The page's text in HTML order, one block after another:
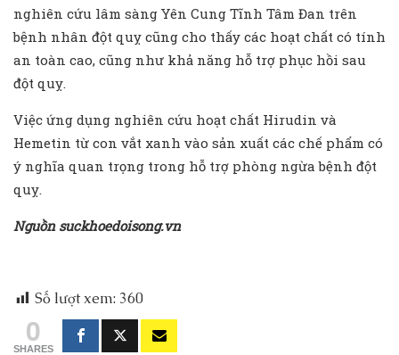
nghiên cứu lâm sàng Yên Cung Tĩnh Tâm Đan trên
bệnh nhân đột quỵ cũng cho thấy các hoạt chất có tính
an toàn cao, cũng như khả năng hỗ trợ phục hồi sau
đột quỵ.
Việc ứng dụng nghiên cứu hoạt chất Hirudin và
Hemetin từ con vắt xanh vào sản xuất các chế phẩm có
ý nghĩa quan trọng trong hỗ trợ phòng ngừa bệnh đột
quỵ.
Nguồn suckhoedoisong.vn
Số lượt xem: 360
0
SHARES